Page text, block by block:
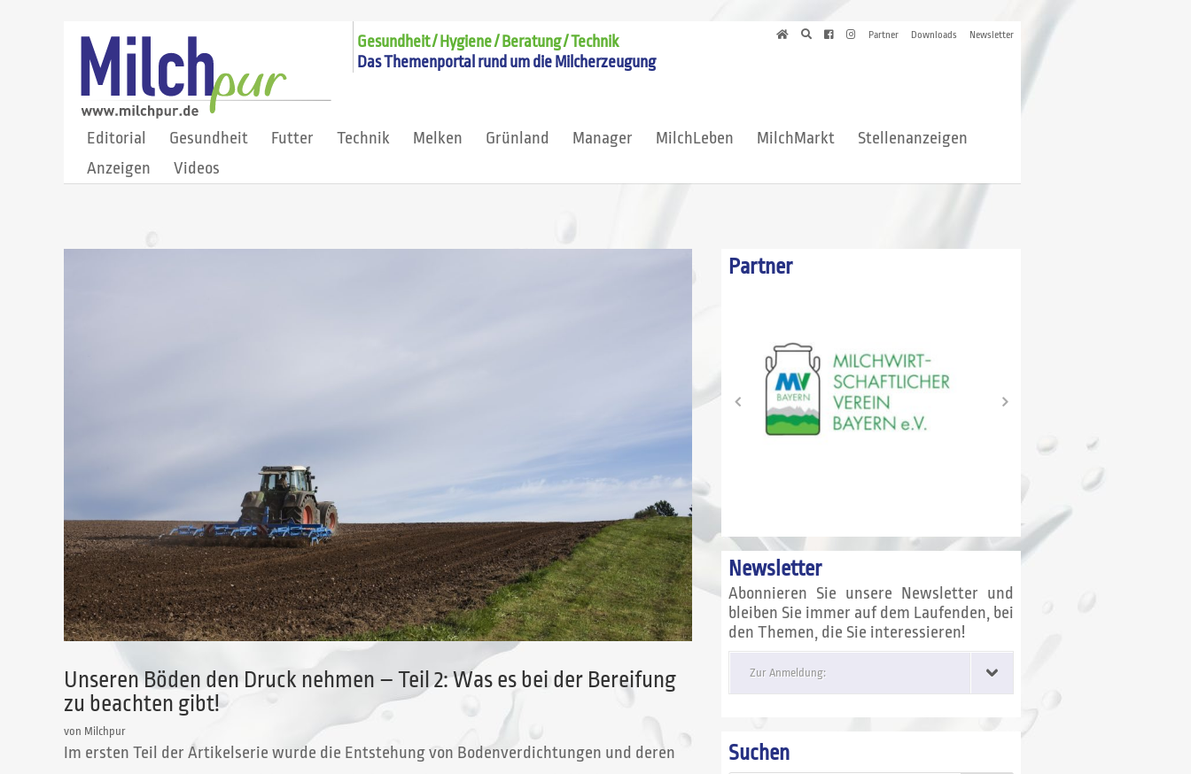
Partner Downloads Newsletter
Gesundheit / Hygiene / Beratung / Technik
Das Themenportal rund um die Milcherzeugung
Editorial Gesundheit Futter Technik Melken Grünland Manager MilchLeben MilchMarkt
Stellenanzeigen
Anzeigen
Videos
Unseren Böden den Druck nehmen – Teil 2: Was es bei der Bereifung
zu beachten gibt!
von Milchpur
Im ersten Teil der Artikelserie wurde die Entstehung von Bodenverdichtungen und deren
Partner
Newsletter
Abonnieren Sie unsere Newsletter und
bleiben Sie immer auf dem Laufenden, bei
den Themen, die Sie interessieren!
Zur Anmeldung:
Suchen